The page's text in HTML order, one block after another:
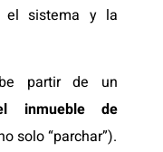
el sistema y la
partir de un
inmueble de
solo “parchar”).